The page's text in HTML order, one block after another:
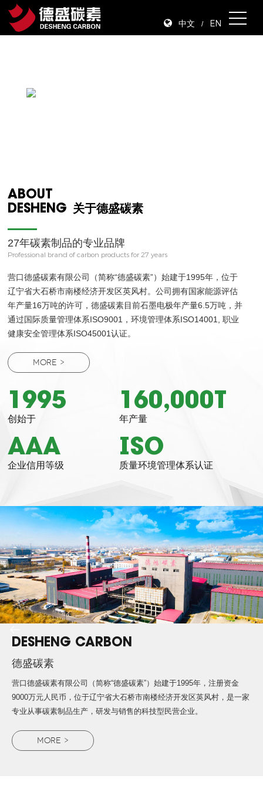
中文 / EN
ABOUT
DESHENG
关于德盛碳素
27年碳素制品的专业品牌
Professional brand of carbon products for 27 years
营口德盛碳素有限公司（简称“德盛碳素”）始建于1995年，位于
辽宁省大石桥市南楼经济开发区英风村。公司拥有国家能源评估
年产量16万吨的许可，德盛碳素目前石墨电极年产量6.5万吨，并
通过国际质量管理体系ISO9001，环境管理体系ISO14001, 职业
健康安全管理体系ISO45001认证。
MORE >
1995
创始于
160,000T
年产量
AAA
企业信用等级
ISO
质量环境管理体系认证
DESHENG CARBON
德盛碳素
营口德盛碳素有限公司（简称“德盛碳素”）始建于1995年，注册资金
9000万元人民币，位于辽宁省大石桥市南楼经济开发区英风村，是一家
专业从事碳素制品生产，研发与销售的科技型民营企业。
MORE >